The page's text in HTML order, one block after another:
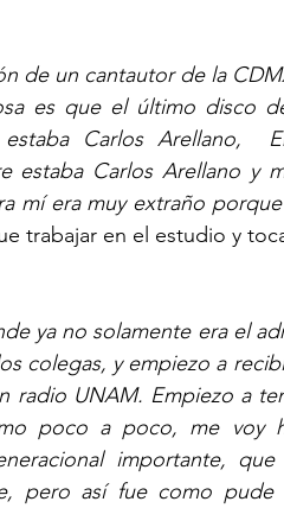
de un cantautor de la
es que el último disco
Carlos Arellano,
estaba Carlos Arellano y
mí era muy extraño
trabajar en el estudio y
ya no solamente era el
colegas, y empiezo a
radio UNAM. Empiezo a
poco a poco, me voy
importante,
pero así fue como pude